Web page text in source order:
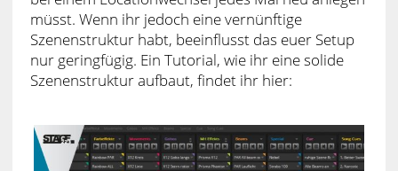
müsst. Wenn ihr jedoch eine vernünftige
Szenenstruktur habt, beeinflusst das euer Setup
nur geringfügig. Ein Tutorial, wie ihr eine solide
Szenenstruktur aufbaut, findet ihr hier: